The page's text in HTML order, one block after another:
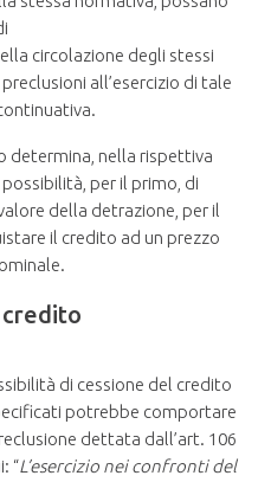
circolazione degli stessi
all’esercizio di tale
determina, nella rispettiva
per il primo, di
della detrazione, per il
il credito ad un prezzo
di cessione del credito
potrebbe comportare
dettata dall’art. 106
“L’esercizio nei confronti del